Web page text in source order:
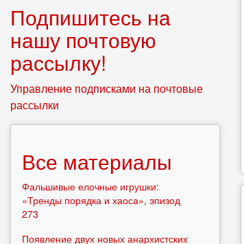
Подпишитесь на
нашу почтовую
рассылку!
Управление подписками на почтовые
рассылки
Все материалы
Фальшивые елочные игрушки:
«Тренды порядка и хаоса», эпизод
273
Появление двух новых анархистских